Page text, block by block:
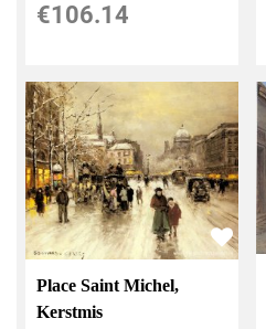
€106.14
Place Saint Michel,
Kerstmis